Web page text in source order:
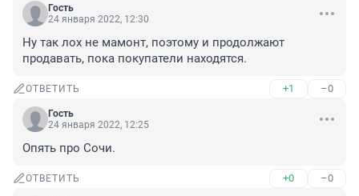
Гость
24 января 2022, 12:30
Ну так лох не мамонт, поэтому и продолжают
продавать, пока покупатели находятся.
ОТВЕТИТЬ +1 –0
Гость
24 января 2022, 12:25
Опять про Сочи.
ОТВЕТИТЬ +0 –0